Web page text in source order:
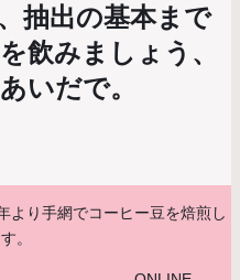
抽出の基本まで
飲みましょう、
いだで。
より手網でコーヒー豆を焙煎し
。